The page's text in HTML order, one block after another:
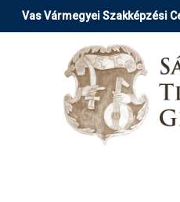
UgrásVas Vármegyei Szakképzési